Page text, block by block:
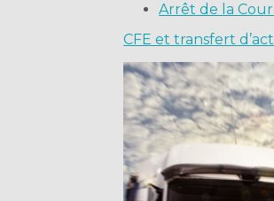
Arrêt de la
CFE et transfert